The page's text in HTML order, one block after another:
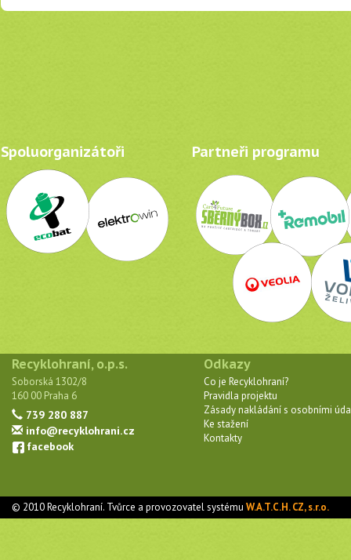
Spoluorganizátoři Partneři programu
Recyklohraní, o.p.s.
Soborská 1302/8
160 00 Praha 6
739 280 887
info@recyklohrani.cz
facebook
Odkazy
Co je Recyklohraní?
Pravidla projektu
Zásady nakládání s osobními
Ke stažení
Kontakty
© 2010 Recyklohraní. Tvůrce a provozovatel systémuW.A.T.C.H. CZ, s.r.o.